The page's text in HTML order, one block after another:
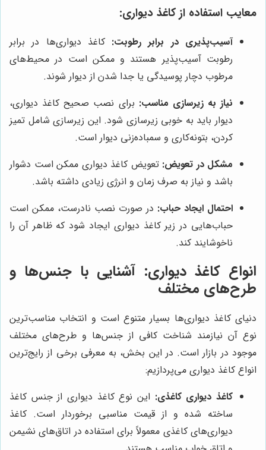
معایب استفاده از کاغذ دیواری:
آسیب‌پذیری در برابر رطوبت: کاغذ دیواری‌ها در برابر
رطوبت آسیب‌پذیر هستند و ممکن است در محیط‌های
مرطوب دچار پوسیدگی یا جدا شدن از دیوار شوند.
نیاز به زیرسازی مناسب: برای نصب صحیح کاغذ دیواری،
دیوار باید به خوبی زیرسازی شود. این زیرسازی شامل تمیز
کردن، بتونه‌کاری و سمباده‌زنی دیوار است.
مشکل در تعویض: تعویض کاغذ دیواری ممکن است دشوار
باشد و نیاز به صرف زمان و انرژی زیادی داشته باشد.
احتمال ایجاد حباب: در صورت نصب نادرست، ممکن است
حباب‌هایی در زیر کاغذ دیواری ایجاد شود که ظاهر آن را
ناخوشایند کند.
انواع کاغذ دیواری: آشنایی با جنس‌ها و
طرح‌های مختلف
دنیای کاغذ دیواری‌ها بسیار متنوع است و انتخاب مناسب‌ترین
نوع آن نیازمند شناخت کافی از جنس‌ها و طرح‌های مختلف
موجود در بازار است. در این بخش، به معرفی برخی از رایج‌ترین
انواع کاغذ دیواری می‌پردازیم:
کاغذ دیواری کاغذی: این نوع کاغذ دیواری از جنس کاغذ
ساخته شده و از قیمت مناسبی برخوردار است. کاغذ
دیواری‌های کاغذی معمولاً برای استفاده در اتاق‌های نشیمن